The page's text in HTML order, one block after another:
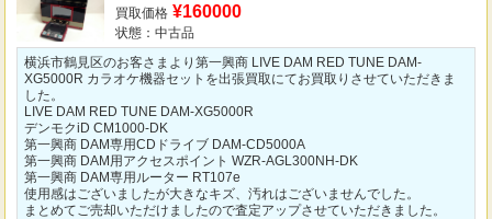
買取価格 ¥160000
状態：中古品
横浜市鶴見区のお客さまより第一興商 LIVE DAM RED TUNE DAM-
XG5000R カラオケ機器セットを出張買取にてお買取りさせていただきま
した。
LIVE DAM RED TUNE DAM-XG5000R
デンモクiD CM1000-DK
第一興商 DAM専用CDドライブ DAM-CD5000A
第一興商 DAM用アクセスポイント WZR-AGL300NH-DK
第一興商 DAM専用ルーター RT107e
使用感はございましたが大きなキズ、汚れはございませんでした。
まとめてご売却いただけましたので査定アップさせていただきました。